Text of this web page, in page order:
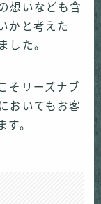
想いなども含
かと考えた
した。
そリーズナブ
おいてもお客
。